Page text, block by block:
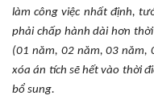
làm công việc nhất định,
phải chấp hành dài hơn
(01 năm, 02 năm, 03 năm,
xóa án tích sẽ hết vào thời
bổ sung.